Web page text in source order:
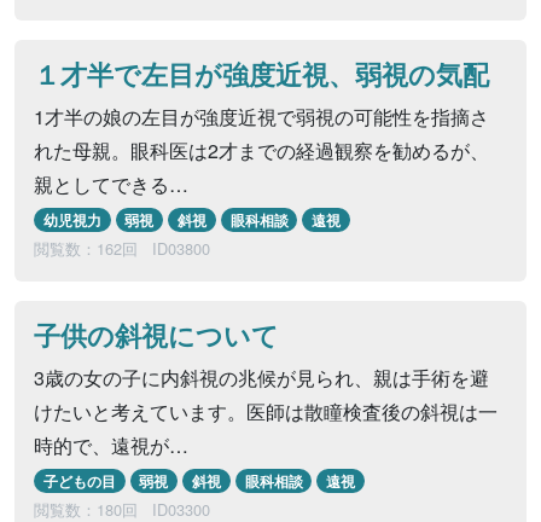
１才半で左目が強度近視、弱視の気配
1才半の娘の左目が強度近視で弱視の可能性を指摘さ
れた母親。眼科医は2才までの経過観察を勧めるが、
親としてできる…
幼児視力 弱視 斜視 眼科相談 遠視
閲覧数：162回 ID03800
子供の斜視について
3歳の女の子に内斜視の兆候が見られ、親は手術を避
けたいと考えています。医師は散瞳検査後の斜視は一
時的で、遠視が…
子どもの目 弱視 斜視 眼科相談 遠視
閲覧数：180回 ID03300